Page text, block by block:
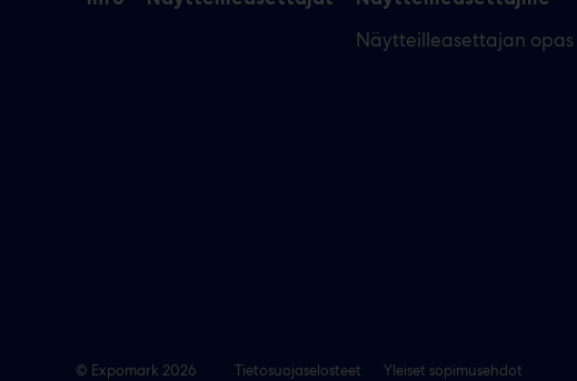
Näytteilleasettajan opas
© Expomark 2026 Tietosuojaselosteet Yleiset sopimusehdot